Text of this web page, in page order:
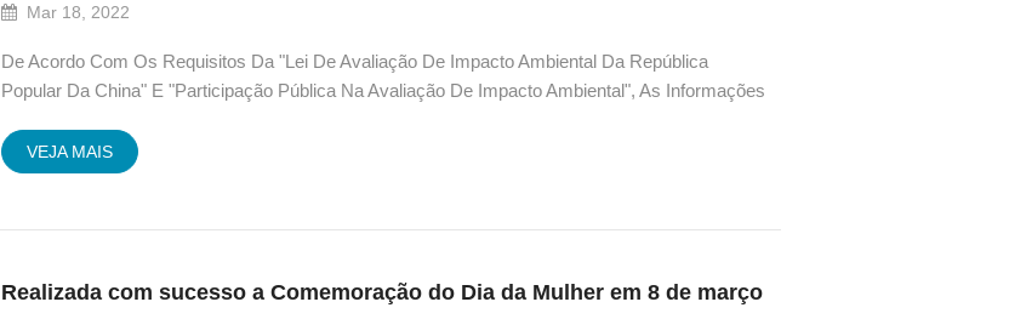
Mar 18, 2022
De Acordo Com Os Requisitos Da "Lei De Avaliação De Impacto Ambiental Da República
Popular Da China" E "Participação Pública Na Avaliação De Impacto Ambiental", As Informações
VEJA MAIS
Realizada com sucesso a Comemoração do Dia da Mulher em 8 de março